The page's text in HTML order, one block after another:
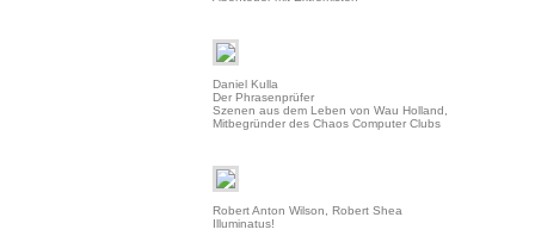
Daniel Kulla
Der Phrasenprüfer
Szenen aus dem Leben von Wau Holland,
Mitbegründer des Chaos Computer Clubs
Robert Anton Wilson, Robert Shea
Illuminatus!